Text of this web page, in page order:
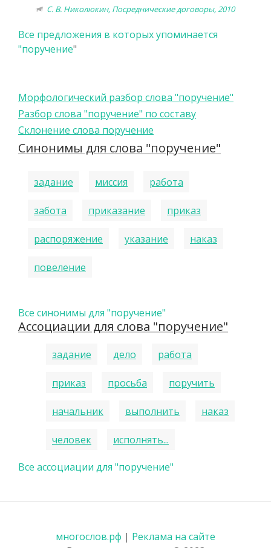
С. В. Николюкин, Посреднические договоры, 2010
Все предложения в которых упоминается
"поручение"
Морфологический разбор слова "поручение"
Разбор слова "поручение" по составу
Склонение слова поручение
Синонимы для слова "поручение"
задание миссия работа
забота приказание приказ
распоряжение указание наказ
повеление
Все синонимы для "поручение"
Ассоциации для слова "поручение"
задание дело работа
приказ просьба поручить
начальник выполнить наказ
человек исполнять...
Все ассоциации для "поручение"
многослов.рф | Реклама на сайте